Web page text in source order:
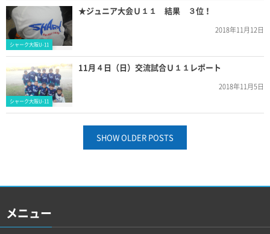
シャーク大阪U-11
★ジュニア大会Ｕ１１ 結果 ３位！
2018年11月12日
シャーク大阪U-11
11月４日（日）交流試合Ｕ１１レポート
2018年11月5日
SHOW OLDER POSTS
メニュー